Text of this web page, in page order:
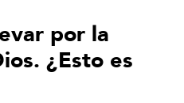
por la
¿Esto es